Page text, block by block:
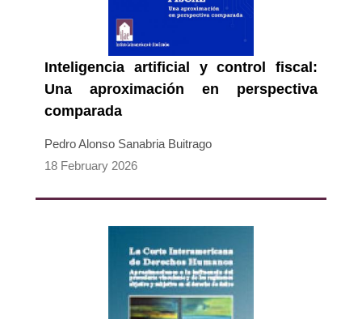
Inteligencia artificial y control fiscal:
Una aproximación en perspectiva
comparada
Pedro Alonso Sanabria Buitrago
18 February 2026